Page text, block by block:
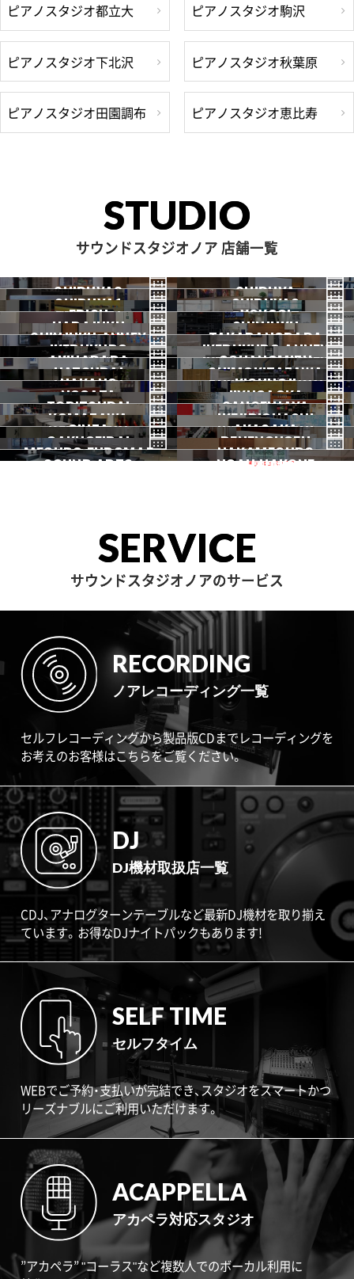
ピアノスタジオ都立大 ピアノスタジオ駒沢
ピアノスタジオ下北沢 ピアノスタジオ秋葉原
ピアノスタジオ田園調布 ピアノスタジオ恵比寿
STUDIO
サウンドスタジオノア 店舗一覧
SHIBUYA3
渋谷3号
2026.07 OPEN
SHIBUYA
渋谷本店
SHIBUYA1
渋谷1号
SHIBUYA2
渋谷2号
EBISU
恵比寿
YOYOGI
代々木
HARAJUKU
原宿
SHINJUKU
新宿
SHINJUKU ANNEX
新宿ANNEX
TAKADANOBABA
高田馬場
IKEBUKURO
池袋
IKEBUKURO ANNEX
池袋ANNEX
AKIHABARA
秋葉原
OCHANOMIZU
御茶ノ水
HATSUDAI
初台
SHIMOKITAZAWA
下北沢
NAKANO
中野
KICHIJOJI
吉祥寺
NOGATA
野方
JIYUGAOKA
自由が丘
TORITSUDAI
都立大
SANGENJAYA
三軒茶屋
KOMAZAWA
駒沢
IKEJIRIOHASHI
池尻大橋
一時閉店中
GINZA
銀座
AKASAKA
赤坂
GAKUGEIDAI
学芸大
DENENCHOFU
田園調布
MEGURO FUDOMAE NAKAMEGURO
SOUND ARTS NOAH HAKONE
SERVICE
サウンドスタジオノアのサービス
RECORDING
ノアレコーディング一覧
セルフレコーディングから製品版CDまでレコーディングを
お考えのお客様はこちらをご覧ください。
DJ
DJ機材取扱店一覧
CDJ、アナログターンテーブルなど最新DJ機材を取り揃え
ています。お得なDJナイトパックもあります!
SELF TIME
セルフタイム
WEBでご予約・支払いが完結でき、スタジオをスマートかつ
リーズナブルにご利用いただけます。
ACAPPELLA
アカペラ対応スタジオ
”アカペラ” "コーラス"など複数人でのボーカル利用に